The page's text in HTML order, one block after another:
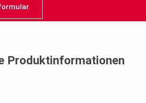
Produktinformationen